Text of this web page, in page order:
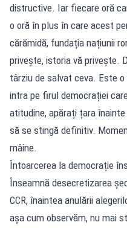
distructive. Iar fiecare oră
o oră în plus în care acest
cărămidă, fundația națiunii
privește, istoria vă privește.
târziu de salvat ceva. Este
intra pe firul democrației
atitudine, apărați țara
să se stingă definitiv.
mâine.
Întoarcerea la democrație
Înseamnă desecretizarea
CCR, înaintea anulării
așa cum observăm, nu mai